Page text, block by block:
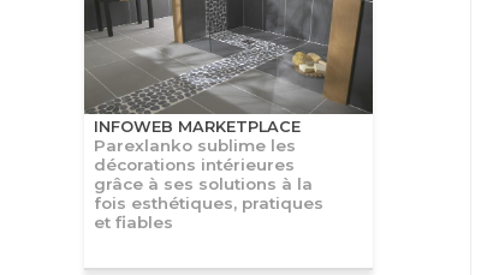
INFOWEB MARKETPLACE
Parexlanko sublime les
décorations intérieures
grâce à ses solutions à la
fois esthétiques, pratiques
et fiables